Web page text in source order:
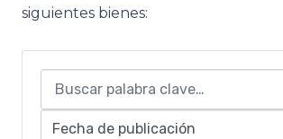
siguientes bienes: